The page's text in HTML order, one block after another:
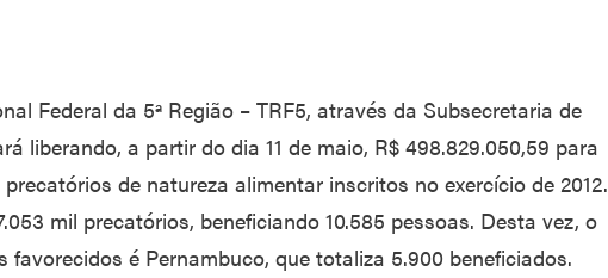
Federal da 5ª Região – TRF5, através da Subsecretaria de
liberando, a partir do dia 11 de maio, R$ 498.829.050,59 para
de natureza alimentar inscritos no exercício de 2012.
mil precatórios, beneficiando 10.585 pessoas. Desta vez, o
favorecidos é Pernambuco, que totaliza 5.900 beneficiados.